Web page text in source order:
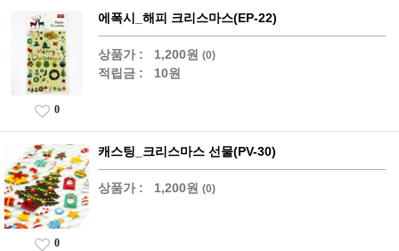
에폭시_해피 크리스마스(EP-22)
상품가 : 1,200원 (0)
적립금 : 10원
0
캐스팅_크리스마스 선물(PV-30)
상품가 : 1,200원 (0)
0